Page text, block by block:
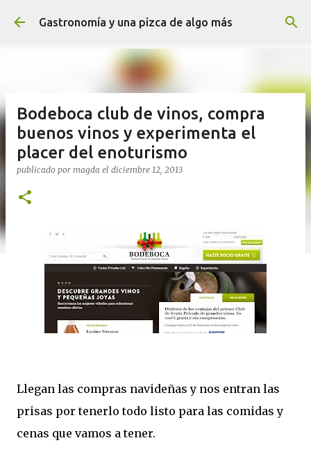
Ir al contenido principal
Gastronomía y una pizca de algo más
Bodeboca club de vinos, compra
buenos vinos y experimenta el
placer del enoturismo
publicado por magda el diciembre 12, 2013
Llegan las compras navideñas y nos entran las
prisas por tenerlo todo listo para las comidas y
cenas que vamos a tener.